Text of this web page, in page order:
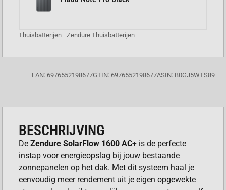
Thuisbatterijen Zendure Thuisbatterijen
EAN: 6976552198677GTIN: 6976552198677ASIN: B0GJ5WTS89
BESCHRIJVING
DeZendure SolarFlow 1600 AC+ is de perfecte
instap voor energieopslag bij jouw bestaande
zonnepanelen op het dak. Met dit systeem haal je
eenvoudig meer rendement uit je eigen opgewekte